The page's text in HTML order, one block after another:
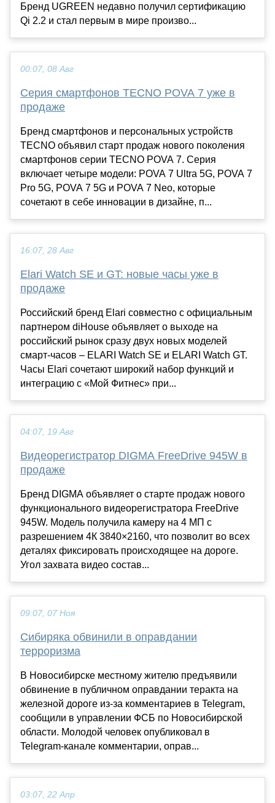
Бренд UGREEN недавно получил сертификацию
Qi 2.2 и стал первым в мире произво...
00:07, 08 Авг
Серия смартфонов TECNO POVA 7 уже в
продаже
Бренд смартфонов и персональных устройств
TECNO объявил старт продаж нового поколения
смартфонов серии TECNO POVA 7. Серия
включает четыре модели: POVA 7 Ultra 5G, POVA 7
Pro 5G, POVA 7 5G и POVA 7 Neo, которые
сочетают в себе инновации в дизайне, п...
16:07, 28 Авг
Elari Watch SE и GT: новые часы уже в
продаже
Российский бренд Elari совместно с официальным
партнером diHouse объявляет о выходе на
российский рынок сразу двух новых моделей
смарт-часов – ELARI Watch SE и ELARI Watch GT.
Часы Elari сочетают широкий набор функций и
интеграцию с «Мой Фитнес» при...
04:07, 19 Авг
Видеорегистратор DIGMA FreeDrive 945W в
продаже
Бренд DIGMA объявляет о старте продаж нового
функционального видеорегистратора FreeDrive
945W. Модель получила камеру на 4 МП с
разрешением 4К 3840×2160, что позволит во всех
деталях фиксировать происходящее на дороге.
Угол захвата видео состав...
09:07, 07 Ноя
Сибиряка обвинили в оправдании
терроризма
В Новосибирске местному жителю предъявили
обвинение в публичном оправдании теракта на
железной дороге из-за комментариев в Telegram,
сообщили в управлении ФСБ по Новосибирской
области. Молодой человек опубликовал в
Telegram-канале комментарии, оправ...
03:07, 22 Апр